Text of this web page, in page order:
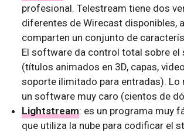
profesional. Telestream tiene dos
diferentes de Wirecast disponibles,
comparten un conjunto de
El software da control total sobre el
(títulos animados en 3D, capas,
soporte ilimitado para entradas). Lo
un software muy caro (cientos de
Lightstream: es un programa muy
que utiliza la nube para codificar el